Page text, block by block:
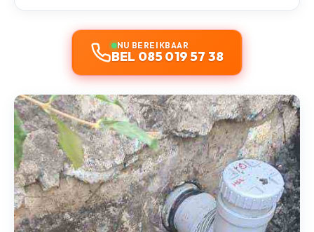
NU BEREIKBAAR
BEL 085 019 57 38